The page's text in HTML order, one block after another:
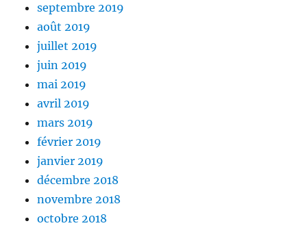
septembre 2019
août 2019
juillet 2019
juin 2019
mai 2019
avril 2019
mars 2019
février 2019
janvier 2019
décembre 2018
novembre 2018
octobre 2018